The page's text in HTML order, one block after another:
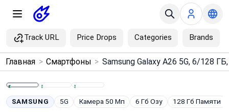
Track URL Price Drops Categories Brands
Menu ×
Home
Главная > Смартфоны >
SAMSUNG 5G Камера 50 Мп 6 Гб Озу 128 Гб Памяти